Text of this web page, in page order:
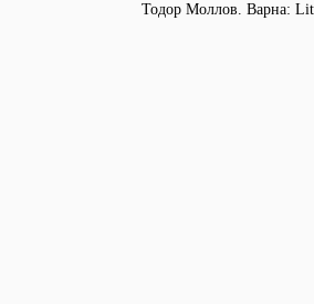
Тодор Моллов. Варна: